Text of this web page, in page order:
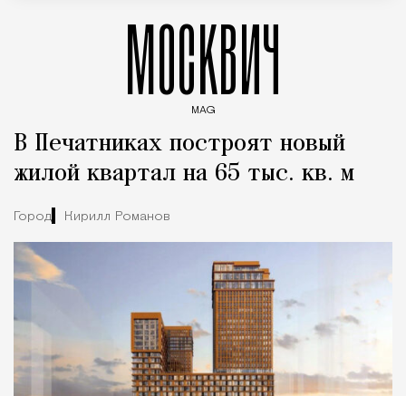
МОСКВИЧ
MAG
В Печатниках построят новый
жилой квартал на 65 тыс. кв. м
Город Кирилл Романов